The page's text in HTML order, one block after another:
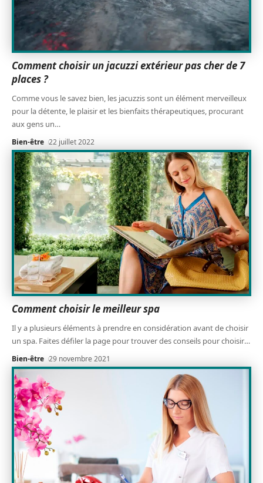
Comment choisir un jacuzzi extérieur pas cher de 7
places ?
Comme vous le savez bien, les jacuzzis sont un élément merveilleux
pour la détente, le plaisir et les bienfaits thérapeutiques, procurant
aux gens un…
Bien-être 22 juillet 2022
Comment choisir le meilleur spa
Il y a plusieurs éléments à prendre en considération avant de choisir
un spa. Faites défiler la page pour trouver des conseils pour choisir…
Bien-être 29 novembre 2021